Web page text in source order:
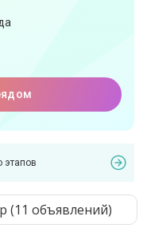
этапов
(11 объявлений)